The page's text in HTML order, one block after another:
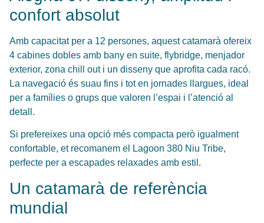
confort absolut
Amb capacitat per a 12 persones, aquest catamarà ofereix
4 cabines dobles amb bany en suite, flybridge, menjador
exterior, zona chill out i un disseny que aprofita cada racó.
La navegació és suau fins i tot en jornades llargues, ideal
per a famílies o grups que valoren l’espai i l’atenció al
detall.
Si prefereixes una opció més compacta però igualment
confortable, et recomanem el
Lagoon 380 Niu Tribe,
perfecte per a escapades relaxades amb estil.
Un catamarà de referència
mundial